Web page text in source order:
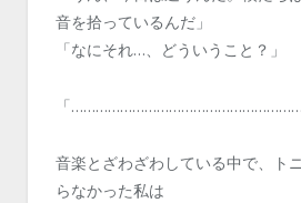
音を拾っているんだ」
「なにそれ…、どういうこと？」
「
音楽とざわざわしている中で、ト
らなかった私は